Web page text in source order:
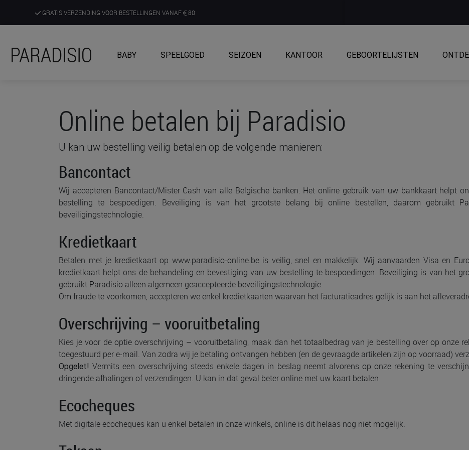
GRATIS VERZENDING VOOR BESTELLINGEN VANAF 80
ONTDEK, BELEEF EN KRIJG ADVIES IN ONZE WINKELS
PARADISIO BABY SPEELGOED SEIZOEN KANTOOR GEBOORTELIJSTEN
Online betalen bij Paradisio
U kan uw bestelling veilig betalen op de volgende manieren:
Bancontact
Wij accepteren Bancontact/Mister Cash van alle Belgische banken. Het online gebruik van uw bankkaart helpt
bestelling te bespoedigen. Beveiliging is van het grootste belang bij online bestellen, daarom gebruikt
beveiligingstechnologie.
Kredietkaart
Betalen met je kredietkaart op www.paradisio-online.be is veilig, snel en makkelijk. Wij aanvaarden Visa en
kredietkaart helpt ons de behandeling en bevestiging van uw bestelling te bespoedingen. Beveiliging is van het
gebruikt Paradisio alleen algemeen geaccepteerde beveiligingstechnologie.
Om fraude te voorkomen, accepteren we enkel kredietkaarten waarvan het facturatieadres gelijk is aan het
Overschrijving – vooruitbetaling
Kies je voor de optie overschrijving – vooruitbetaling, maak dan het totaalbedrag van je bestelling over op onze
toegestuurd per e-mail. Van zodra wij je betaling ontvangen hebben (en de gevraagde artikelen zijn op voorraad)
Opgelet! Vermits een overschrijving steeds enkele dagen in beslag neemt alvorens op onze rekening te
dringende afhalingen of verzendingen. U kan in dat geval beter online met uw kaart betalen
Ecocheques
Met digitale ecocheques kan u enkel betalen in onze winkels, online is dit helaas nog niet mogelijk.